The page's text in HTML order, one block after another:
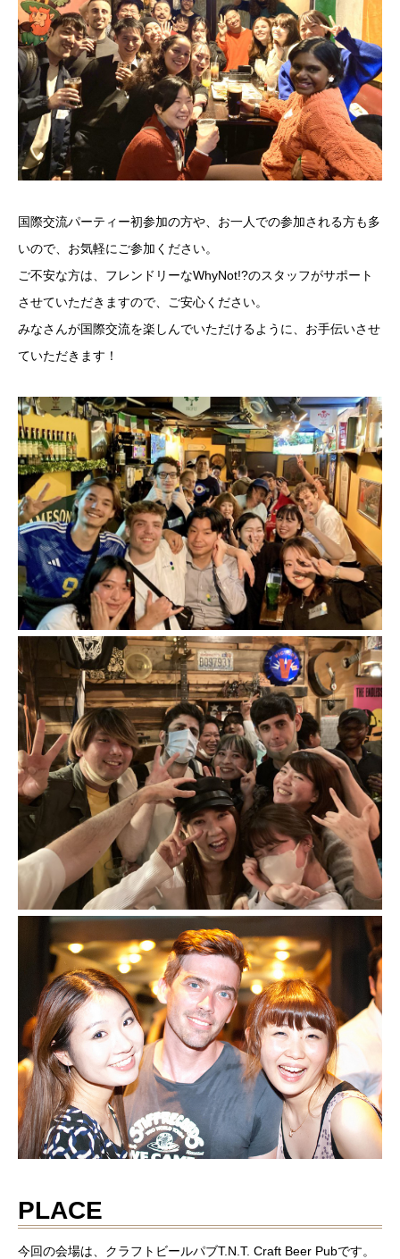
国際交流パーティー初参加の方や、お一人での参加される方も多
いので、お気軽にご参加ください。
ご不安な方は、フレンドリーなWhyNot!?のスタッフがサポート
させていただきますので、ご安心ください。
みなさんが国際交流を楽しんでいただけるように、お手伝いさせ
ていただきます！
PLACE
今回の会場は、クラフトビールパブT.N.T. Craft Beer Pubです。